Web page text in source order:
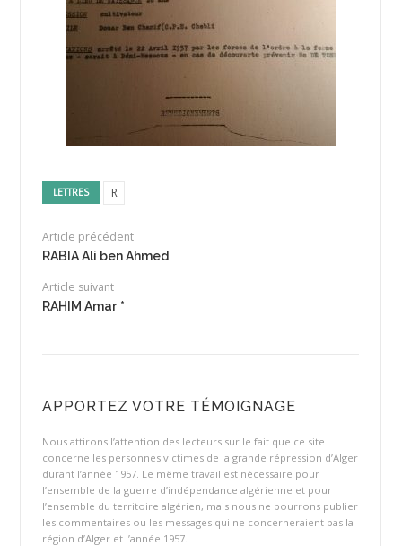
LETTRES R
Article précédent
RABIA Ali ben Ahmed
Article suivant
RAHIM Amar *
APPORTEZ VOTRE TÉMOIGNAGE
Nous attirons l’attention des lecteurs sur le fait que ce site
concerne les personnes victimes de la grande répression d’Alger
durant l’année 1957. Le même travail est nécessaire pour
l’ensemble de la guerre d’indépendance algérienne et pour
l’ensemble du territoire algérien, mais nous ne pourrons publier
les commentaires ou les messages qui ne concerneraient pas la
région d’Alger et l’année 1957.